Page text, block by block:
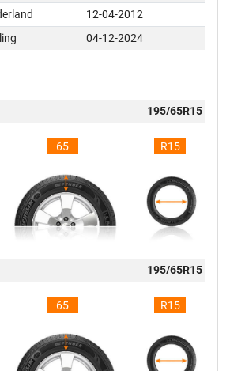
12-04-2012
04-12-2024
195/65R15
65 R15
195/65R15
65 R15